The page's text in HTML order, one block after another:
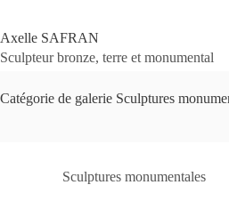
contenu
Axelle SAFRAN
Sculpteur bronze, terre et monumental
Catégorie de galerie Sculptures
Sculptures monumentales